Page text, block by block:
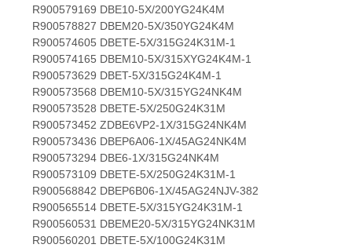
R900579169 DBE10-5X/200YG24K4M
R900578827 DBEM20-5X/350YG24K4M
R900574605 DBETE-5X/315G24K31M-1
R900574165 DBEM10-5X/315XYG24K4M-1
R900573629 DBET-5X/315G24K4M-1
R900573568 DBEM10-5X/315YG24NK4M
R900573528 DBETE-5X/250G24K31M
R900573452 ZDBE6VP2-1X/315G24NK4M
R900573436 DBEP6A06-1X/45AG24NK4M
R900573294 DBE6-1X/315G24NK4M
R900573109 DBETE-5X/250G24K31M-1
R900568842 DBEP6B06-1X/45AG24NJV-382
R900565514 DBETE-5X/315YG24K31M-1
R900560531 DBEME20-5X/315YG24NK31M
R900560201 DBETE-5X/100G24K31M